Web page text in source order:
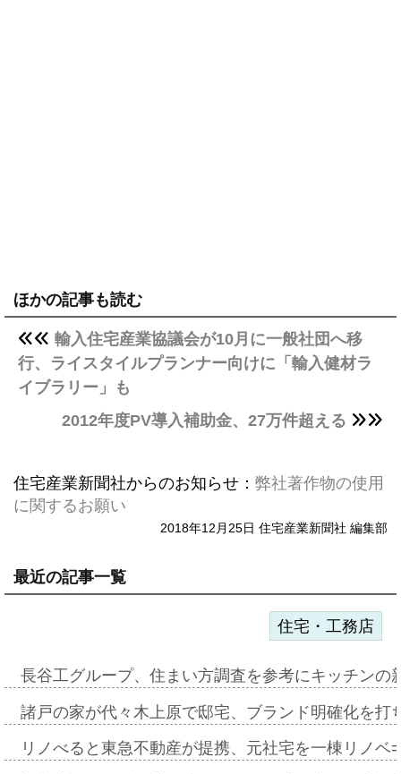
ほかの記事も読む
輸入住宅産業協議会が10月に一般社団へ移
行、ライスタイルプランナー向けに「輸入健材ラ
イブラリー」も
2012年度PV導入補助金、27万件超える
住宅産業新聞社からのお知らせ： 弊社著作物の使用
に関するお願い
2018年12月25日 住宅産業新聞社 編集部
最近の記事一覧
住宅・工務店
長谷工グループ、住まい方調査を参考にキッチン
諸戸の家が代々木上原で邸宅、ブランド明確化を
リノべると東急不動産が提携、元社宅を一棟リノ